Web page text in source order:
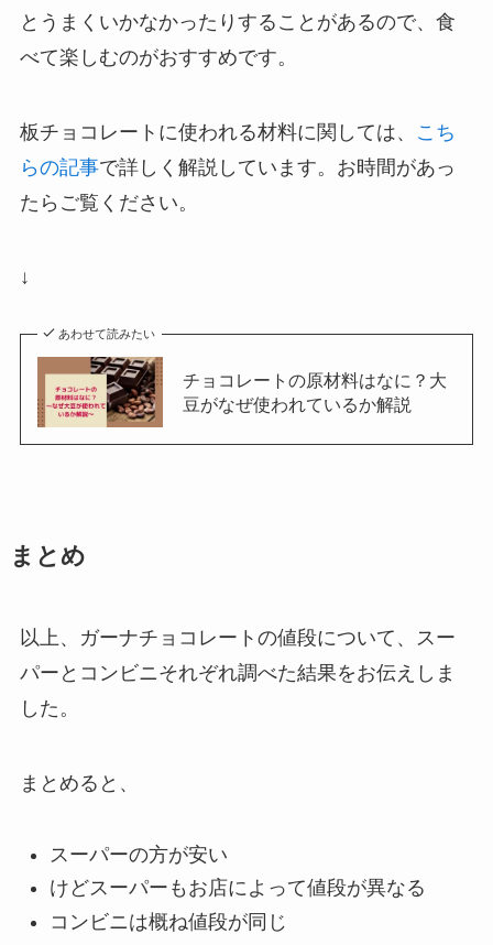
とうまくいかなかったりすることがあるので、食
べて楽しむのがおすすめです。
板チョコレートに使われる材料に関しては、
こち
らの記事で詳しく解説しています。お時間があっ
たらご覧ください。
↓
あわせて読みたい
チョコレートの原材料はなに？大
豆がなぜ使われているか解説
まとめ
以上、ガーナチョコレートの値段について、スー
パーとコンビニそれぞれ調べた結果をお伝えしま
した。
まとめると、
スーパーの方が安い
けどスーパーもお店によって値段が異なる
コンビニは概ね値段が同じ